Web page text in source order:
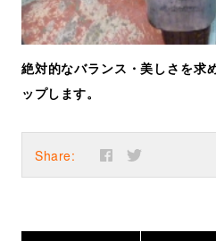
絶対的なバランス・美しさを求
ップします。
Share: